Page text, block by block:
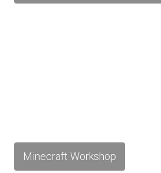
Minecraft Workshop